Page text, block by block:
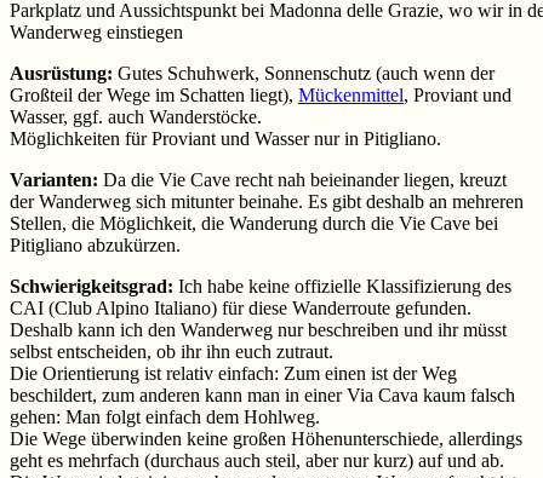
Parkplatz und Aussichtspunkt bei Madonna delle Grazie, wo wir in
Wanderweg einstiegen
Ausrüstung: Gutes Schuhwerk, Sonnenschutz (auch wenn der
Großteil der Wege im Schatten liegt), Mückenmittel, Proviant und
Wasser, ggf. auch Wanderstöcke.
Möglichkeiten für Proviant und Wasser nur in Pitigliano.
Varianten: Da die Vie Cave recht nah beieinander liegen, kreuzt
der Wanderweg sich mitunter beinahe. Es gibt deshalb an mehreren
Stellen, die Möglichkeit, die Wanderung durch die Vie Cave bei
Pitigliano abzukürzen.
Schwierigkeitsgrad: Ich habe keine offizielle Klassifizierung des
CAI (Club Alpino Italiano) für diese Wanderroute gefunden.
Deshalb kann ich den Wanderweg nur beschreiben und ihr müsst
selbst entscheiden, ob ihr ihn euch zutraut.
Die Orientierung ist relativ einfach: Zum einen ist der Weg
beschildert, zum anderen kann man in einer Via Cava kaum falsch
gehen: Man folgt einfach dem Hohlweg.
Die Wege überwinden keine großen Höhenunterschiede, allerdings
geht es mehrfach (durchaus auch steil, aber nur kurz) auf und ab.